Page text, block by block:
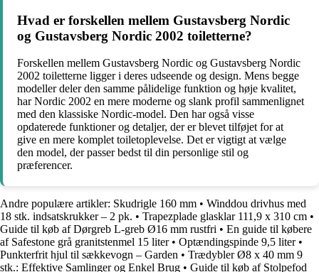
Hvad er forskellen mellem Gustavsberg Nordic
og Gustavsberg Nordic 2002 toiletterne?
Forskellen mellem Gustavsberg Nordic og Gustavsberg Nordic
2002 toiletterne ligger i deres udseende og design. Mens begge
modeller deler den samme pålidelige funktion og høje kvalitet,
har Nordic 2002 en mere moderne og slank profil sammenlignet
med den klassiske Nordic-model. Den har også visse
opdaterede funktioner og detaljer, der er blevet tilføjet for at
give en mere komplet toiletoplevelse. Det er vigtigt at vælge
den model, der passer bedst til din personlige stil og
præferencer.
Andre populære artikler: Skudrigle 160 mm • Winddou drivhus med
18 stk. indsatskrukker – 2 pk. • Trapezplade glasklar 111,9 x 310 cm •
Guide til køb af Dørgreb L-greb Ø16 mm rustfri • En guide til købere
af Safestone grå granitstenmel 15 liter• Optændingspinde 9,5 liter•
Punkterfrit hjul til sækkevogn – Garden • Trædybler Ø8 x 40 mm 9
stk.: Effektive Samlinger og Enkel Brug • Guide til køb af Stolpefod